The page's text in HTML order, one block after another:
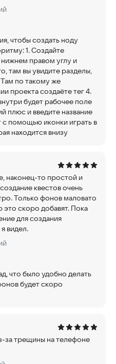
чтобы создать ноду
1. Создайте
нижнем правом углу и
там вы увидите разделы,
по такому же
проекта создаёте тег 4.
будет рабочее поле
плюс и введите название
с помощью иконки играть в
находится внизу
наконец-то простой и
квестов очень
Только фонов маловато
скоро добавят. Пока
для создания
видел.
что было удобно делать
будет скоро
за трещины на телефоне